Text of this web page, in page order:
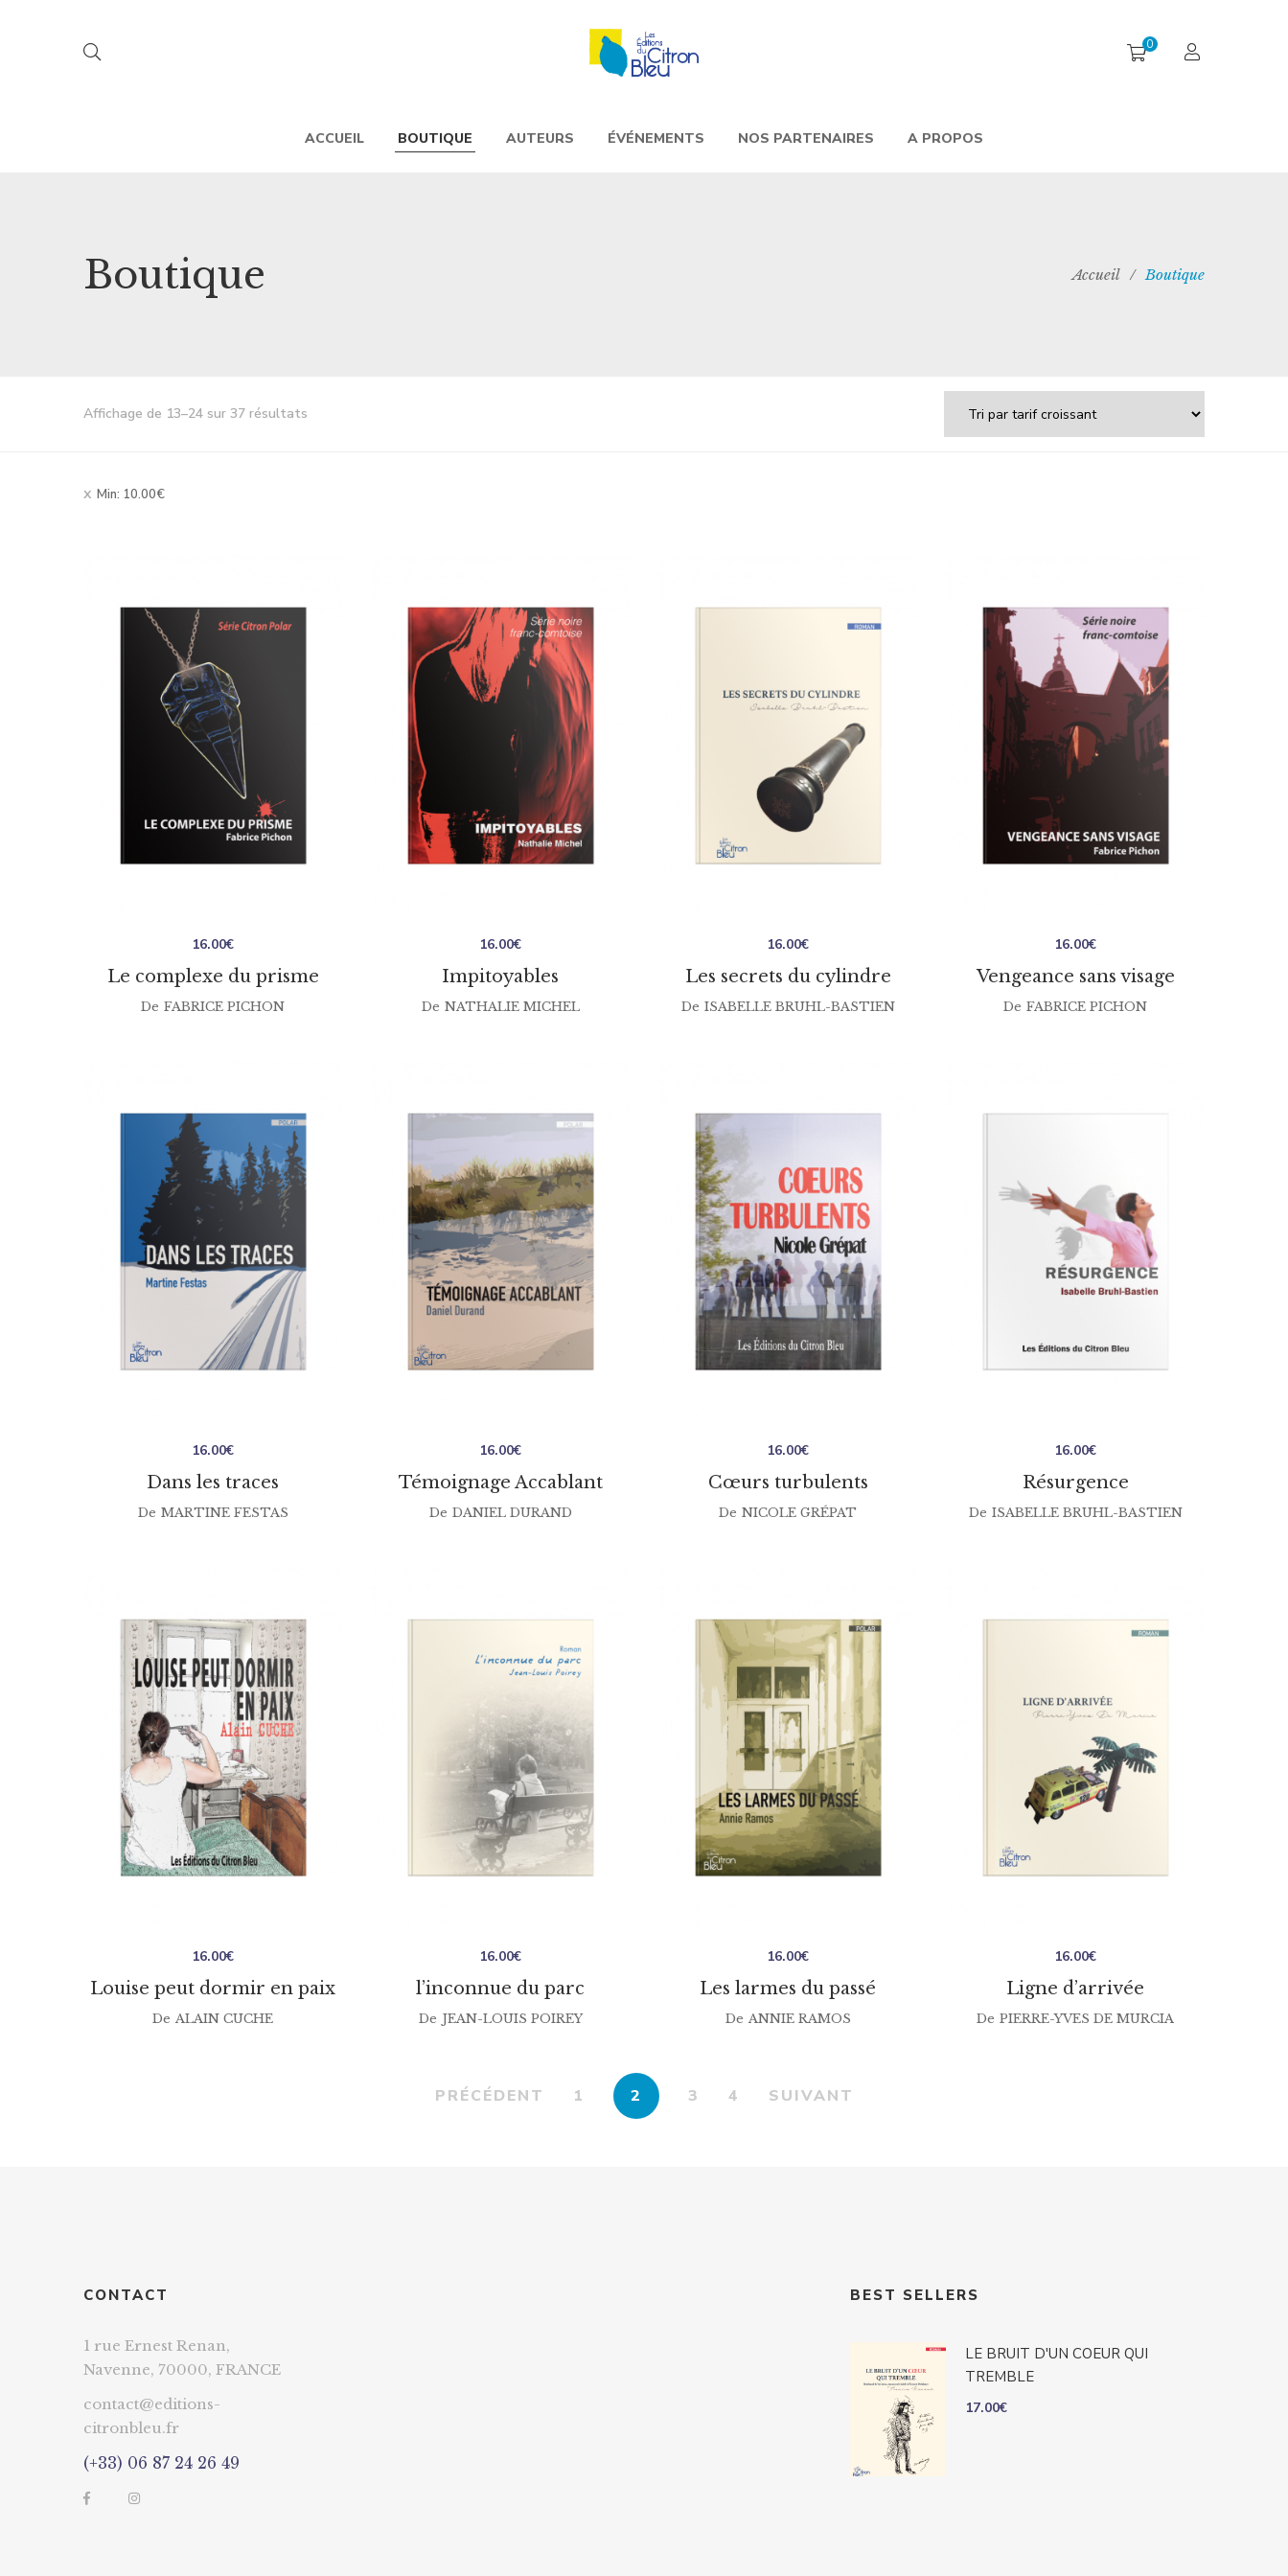
0
ACCUEIL BOUTIQUE AUTEURS ÉVÉNEMENTS NOS PARTENAIRES A PROPOS
Boutique Accueil / Boutique
Affichage de 13–24 sur 37 résultats
Min: 10.00€
Le complexe du prisme
16.00€
De FABRICE PICHON
Impitoyables
16.00€
De NATHALIE MICHEL
Les secrets du cylindre
16.00€
De ISABELLE BRUHL-BASTIEN
Vengeance sans visage
16.00€
De FABRICE PICHON
Dans les traces
16.00€
De MARTINE FESTAS
Témoignage Accablant
16.00€
De DANIEL DURAND
Cœurs turbulents
16.00€
De NICOLE GRÉPAT
Résurgence
16.00€
De ISABELLE BRUHL-BASTIEN
Louise peut dormir en paix
16.00€
De ALAIN CUCHE
l’inconnue du parc
16.00€
De JEAN-LOUIS POIREY
Les larmes du passé
16.00€
De ANNIE RAMOS
Ligne d’arrivée
16.00€
De PIERRE-YVES DE MURCIA
PRÉCÉDENT 1 2 3 4 SUIVANT
CONTACT
1 rue Ernest Renan,
Navenne, 70000, FRANCE
contact@editions-
citronbleu.fr
(+33) 06 87 24 26 49
BEST SELLERS
LE BRUIT D'UN COEUR QUI
TREMBLE
17.00€